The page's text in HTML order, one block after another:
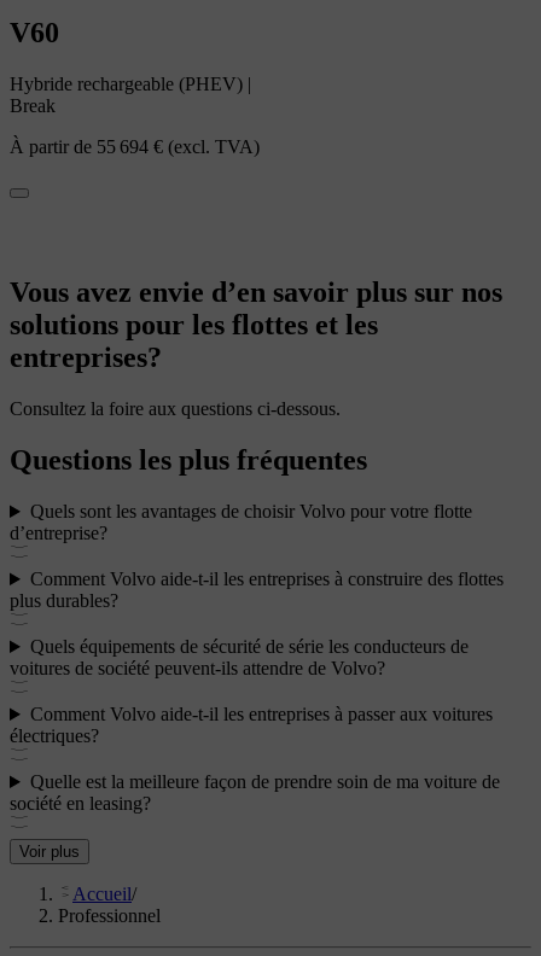
V60
Hybride rechargeable (PHEV) |
Break
À partir de 55 694 € (excl. TVA)
Vous avez envie d’en savoir plus sur nos
solutions pour les flottes et les
entreprises?
Consultez la foire aux questions ci-dessous.
Questions les plus fréquentes
Quels sont les avantages de choisir Volvo pour votre flotte
d’entreprise?
Comment Volvo aide-t-il les entreprises à construire des flottes
plus durables?
Quels équipements de sécurité de série les conducteurs de
voitures de société peuvent-ils attendre de Volvo?
Comment Volvo aide-t-il les entreprises à passer aux voitures
électriques?
Quelle est la meilleure façon de prendre soin de ma voiture de
société en leasing?
Voir plus
Accueil/
Professionnel